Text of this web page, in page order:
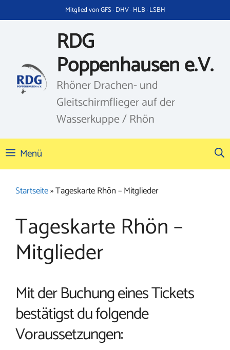
Inhalt
Mitglied von GFS · DHV · HLB · LSBH
RDG
Poppenhausen e.V.
Rhöner Drachen- und
Gleitschirmflieger auf der
Wasserkuppe / Rhön
Menü
Startseite»Tageskarte Rhön – Mitglieder
Tageskarte Rhön –
Mitglieder
Mit der Buchung eines Tickets
bestätigst du folgende
Voraussetzungen: